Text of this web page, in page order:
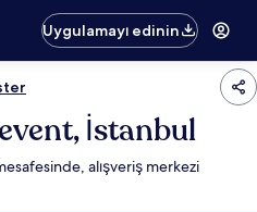
Uygulamayı edinin
İstanbul
alışveriş merkezi